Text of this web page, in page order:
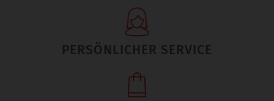
PERSÖNLICHER SERVICE